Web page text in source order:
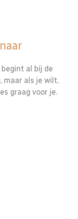
al bij de
maar als je wilt,
graag voor je.